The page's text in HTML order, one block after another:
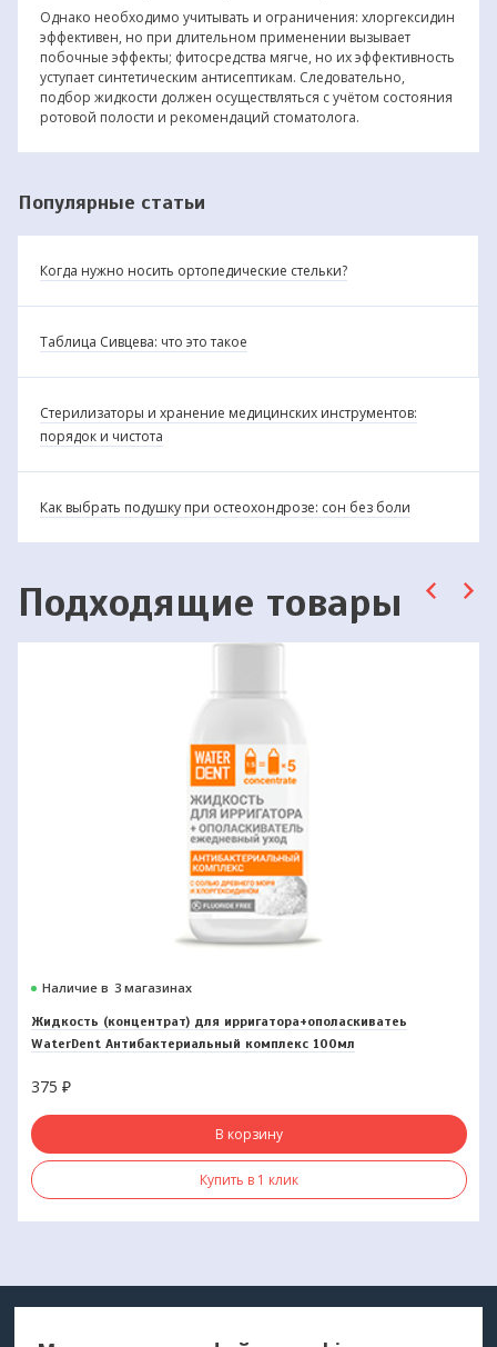
Однако необходимо учитывать и ограничения: хлоргексидин
эффективен, но при длительном применении вызывает
побочные эффекты; фитосредства мягче, но их эффективность
уступает синтетическим антисептикам. Следовательно,
подбор жидкости должен осуществляться с учётом состояния
ротовой полости и рекомендаций стоматолога.
Популярные статьи
Когда нужно носить ортопедические стельки?
Таблица Сивцева: что это такое
Стерилизаторы и хранение медицинских инструментов:
порядок и чистота
Как выбрать подушку при остеохондрозе: сон без боли
Подходящие товары
Наличие в 3 магазинах
Жидкость (концентрат) для ирригатора+ополаскиватеь
WaterDent Антибактериальный комплекс 100мл
375 ₽
В корзину
Купить в 1 клик